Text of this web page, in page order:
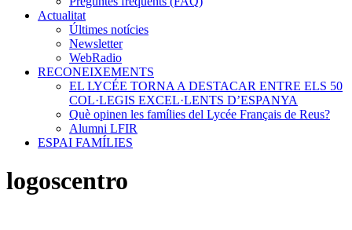
Actualitat
Últimes notícies
Newsletter
WebRadio
RECONEIXEMENTS
EL LYCÉE TORNA A DESTACAR ENTRE ELS 50
COL·LEGIS EXCEL·LENTS D’ESPANYA
Què opinen les famílies del Lycée Français de Reus?
Alumni LFIR
ESPAI FAMÍLIES
logoscentro